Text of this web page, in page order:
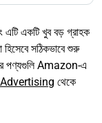
এটি একটি খুব বড় গ্রাহক
সঠিকভাবে শুরু
পণ্যগুলি Amazon-এ
থেকে